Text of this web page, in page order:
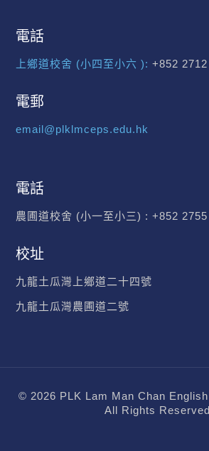
電話
上鄉道校舍 (小四至小六 ): +852
電郵
email@plklmceps.edu.hk
電話
農圃道校舍 (小一至小三) : +852
校址
九龍土瓜灣上鄉道二十四號
九龍土瓜灣農圃道二號
© 2026 PLK Lam Man Chan
All Rights